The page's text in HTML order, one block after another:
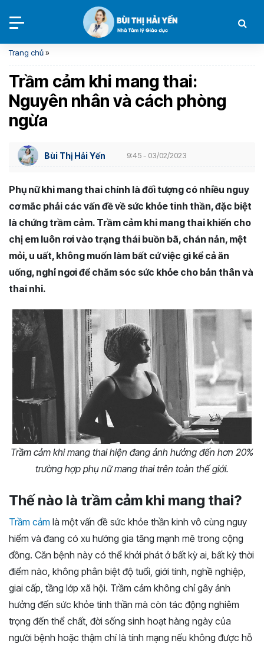
Trang chủ»
Trầm cảm khi mang thai:
Nguyên nhân và cách phòng
ngừa
Bùi Thị Hải Yến 9:45 - 03/02/2023
Phụ nữ khi mang thai chính là đối tượng có nhiều nguy
cơ mắc phải các vấn đề về sức khỏe tinh thần, đặc biệt
là chứng trầm cảm. Trầm cảm khi mang thai khiến cho
chị em luôn rơi vào trạng thái buồn bã, chán nản, mệt
mỏi, u uất, không muốn làm bất cứ việc gì kể cả ăn
uống, nghỉ ngơi để chăm sóc sức khỏe cho bản thân và
thai nhi.
Trầm cảm khi mang thai hiện đang ảnh hưởng đến hơn 20%
trường hợp phụ nữ mang thai trên toàn thế giới.
Thế nào là trầm cảm khi mang thai?
Trầm cảm là một vấn đề sức khỏe thần kinh vô cùng nguy
hiểm và đang có xu hướng gia tăng mạnh mẽ trong cộng
đồng. Căn bệnh này có thể khởi phát ở bất kỳ ai, bất kỳ thời
điểm nào, không phân biệt độ tuổi, giới tính, nghề nghiệp,
giai cấp, tầng lớp xã hội. Trầm cảm không chỉ gây ảnh
hưởng đến sức khỏe tinh thần mà còn tác động nghiêm
trọng đến thể chất, đời sống sinh hoạt hàng ngày của
người bệnh hoặc thậm chí là tính mạng nếu không được hỗ